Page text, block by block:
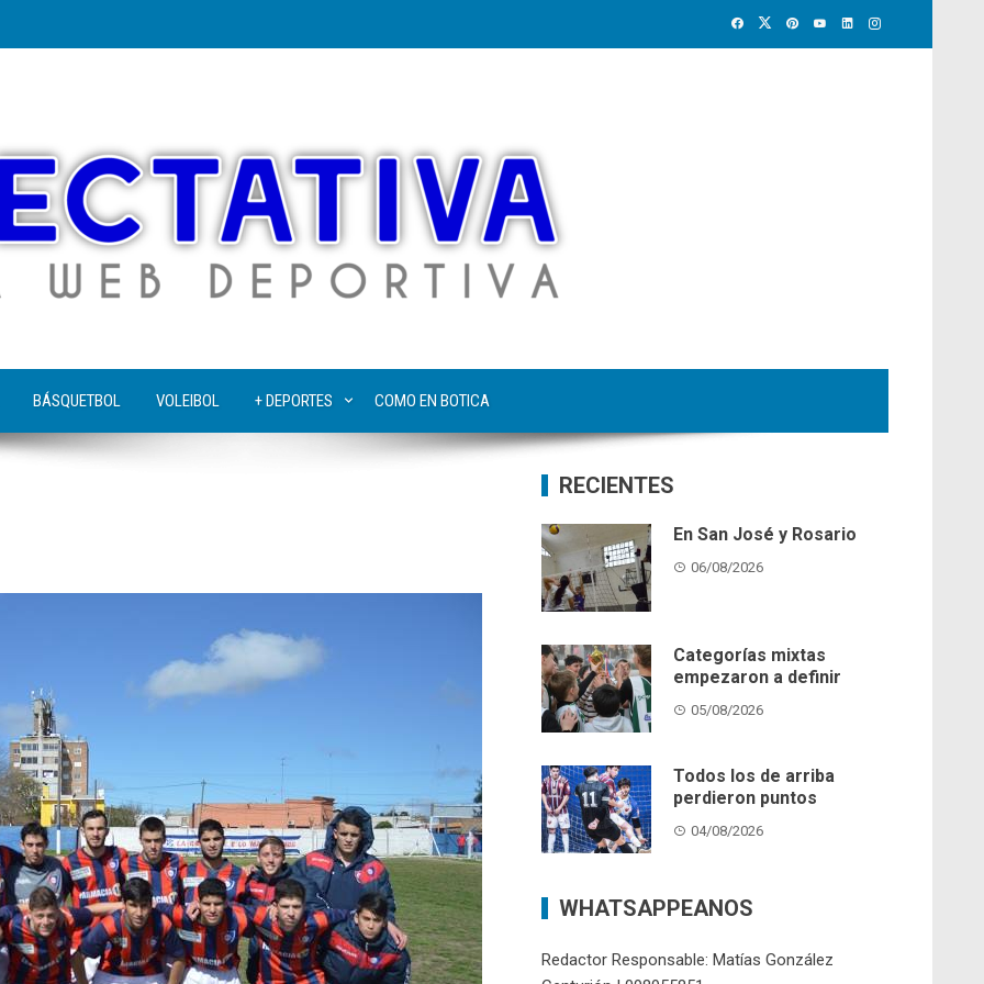
BÁSQUETBOL VOLEIBOL + DEPORTES COMO EN BOTICA
RECIENTES
En San José y Rosario
06/08/2026
Categorías mixtas
empezaron a definir
05/08/2026
Todos los de arriba
perdieron puntos
04/08/2026
WHATSAPPEANOS
Redactor Responsable: Matías González